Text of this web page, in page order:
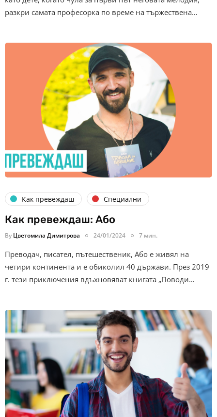
разкри самата професорка по време на тържествена…
Как превеждаш Специални
Как превеждаш: Або
By Цветомила Димитрова 24/01/2024 7 мин.
Преводач, писател, пътешественик, Або е живял на
четири континента и е обиколил 40 държави. През 2019
г. тези приключения вдъхновяват книгата „Поводи…